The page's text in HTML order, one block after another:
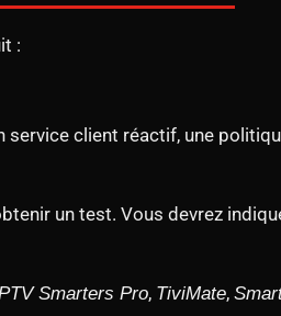
:
client réactif, une
un test. Vous devrez
Smarters Pro, TiviMate,